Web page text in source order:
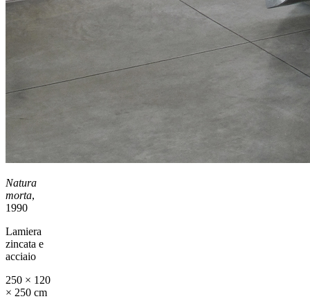
Natura
morta,
1990
Lamiera
zincata e
acciaio
250 × 120
× 250 cm